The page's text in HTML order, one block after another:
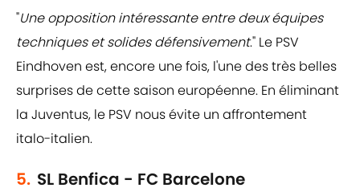
"Une opposition intéressante entre deux équipes
techniques et solides défensivement." Le PSV
Eindhoven est, encore une fois, l'une des très belles
surprises de cette saison européenne. En éliminant
la Juventus, le PSV nous évite un affrontement
italo-italien.
5. SL Benfica - FC Barcelone